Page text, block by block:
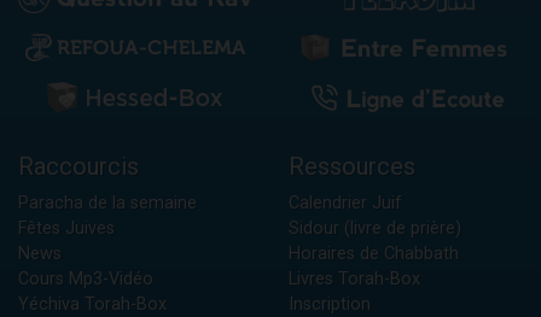
Raccourcis
Paracha de la semaine
Fêtes Juives
News
Cours Mp3-Vidéo
Yéchiva Torah-Box
Ressources
Calendrier Juif
Sidour (livre de prière)
Horaires de Chabbath
Livres Torah-Box
Inscription